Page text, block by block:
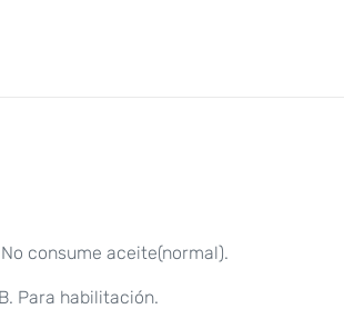
consume aceite(normal).
Para habilitación.